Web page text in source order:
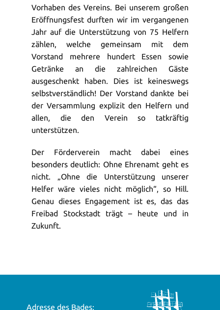
Vorhaben des Vereins. Bei unserem großen
Eröffnungsfest durften wir im vergangenen
Jahr auf die Unterstützung von 75 Helfern
zählen, welche gemeinsam mit dem
Vorstand mehrere hundert Essen sowie
Getränke an die zahlreichen Gäste
ausgeschenkt haben. Dies ist keineswegs
selbstverständlich! Der Vorstand dankte bei
der Versammlung explizit den Helfern und
allen, die den Verein so tatkräftig
unterstützen.
Der Förderverein macht dabei eines
besonders deutlich: Ohne Ehrenamt geht es
nicht. „Ohne die Unterstützung unserer
Helfer wäre vieles nicht möglich“, so Hill.
Genau dieses Engagement ist es, das das
Freibad Stockstadt trägt – heute und in
Zukunft.
Adresse des Bades: